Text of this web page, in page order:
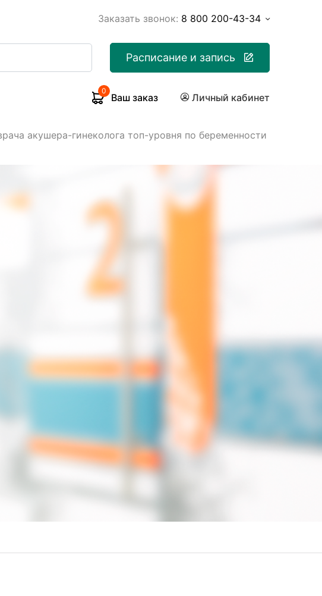
Заказать звонок: 8 800 200-43-34
Расписание и запись
0
Ваш заказ Личный кабинет
акушера-гинеколога топ-уровня по беременности